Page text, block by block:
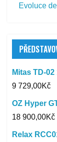
Evoluce
Mitas TD-02
9 729,00Kč
OZ Hyper
18 900,00Kč
Relax